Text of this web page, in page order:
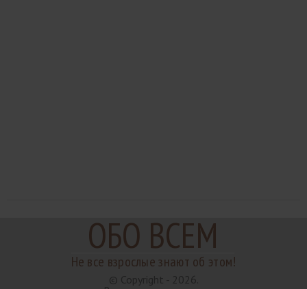
ОБО ВСЕМ
Не все взрослые знают об этом!
© Copyright - 2026.